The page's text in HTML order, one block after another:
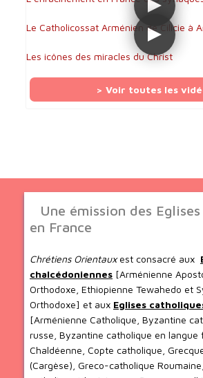
Le Catholicossat Arménien de Cilicie à
Les icônes des miracles du Christ
> Voir toutes les
Une émission des
en France
Chrétiens Orientauxest consacré aux
chalcédoniennes [Arménienne
Orthodoxe, Ethiopienne Tewahedo et
Orthodoxe] et aux Eglises
[Arménienne Catholique, Byzantine
russe, Byzantine catholique en langue
Chaldéenne, Copte catholique,
(Cargèse), Greco-catholique